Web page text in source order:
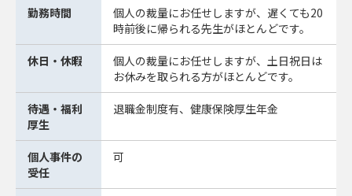
勤務時間
個人の裁量にお任せしますが、遅くても20
時前後に帰られる先生がほとんどです。
休日・休暇
個人の裁量にお任せしますが、土日祝日は
お休みを取られる方がほとんどです。
待遇・福利
厚生
退職金制度有、健康保険厚生年金
個人事件の
受任
可